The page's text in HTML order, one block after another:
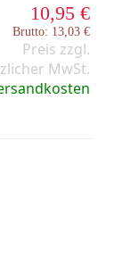
10,95 €
Brutto: 13,03 €
Preis zzgl.
MwSt.